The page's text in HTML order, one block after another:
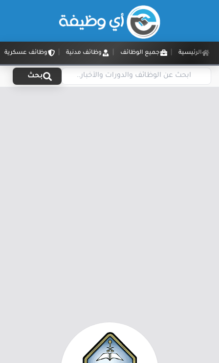
الرئيسية جميع الوظائف وظائف مدنية وظائف عسكرية
بحث